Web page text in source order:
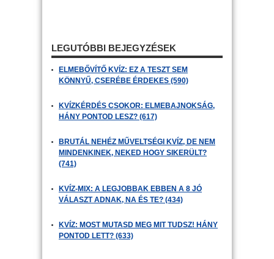
LEGUTÓBBI BEJEGYZÉSEK
ELMEBŐVÍTŐ KVÍZ: EZ A TESZT SEM
KÖNNYŰ, CSERÉBE ÉRDEKES (590)
KVÍZKÉRDÉS CSOKOR: ELMEBAJNOKSÁG,
HÁNY PONTOD LESZ? (617)
BRUTÁL NEHÉZ MŰVELTSÉGI KVÍZ, DE NEM
MINDENKINEK, NEKED HOGY SIKERÜLT?
(741)
KVÍZ-MIX: A LEGJOBBAK EBBEN A 8 JÓ
VÁLASZT ADNAK, NA ÉS TE? (434)
KVÍZ: MOST MUTASD MEG MIT TUDSZ! HÁNY
PONTOD LETT? (633)